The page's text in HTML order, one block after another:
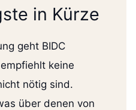
in Kürze
geht BIDC
keine
nötig sind.
über denen von